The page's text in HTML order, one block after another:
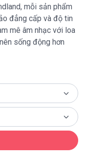
mỗi sản phẩm
đẳng cấp và độ tin
mê âm nhạc với loa
sống động hơn